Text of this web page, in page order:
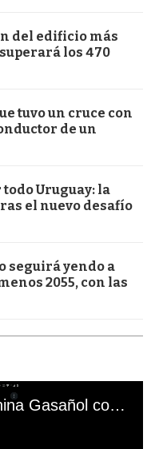
del edificio más
los 470
tuvo un cruce con
de un
Uruguay: la
el nuevo desafío
seguirá yendo a
2055, con las
El mal momento de Yanina Gasañol con un hincha argentino en "Subrayado"